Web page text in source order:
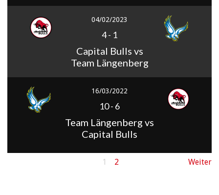
04/02/2023
4- 1
Capital Bulls vs
Team Längenberg
16/03/2022
10- 6
Team Längenberg vs
Capital Bulls
1 2 Weiter